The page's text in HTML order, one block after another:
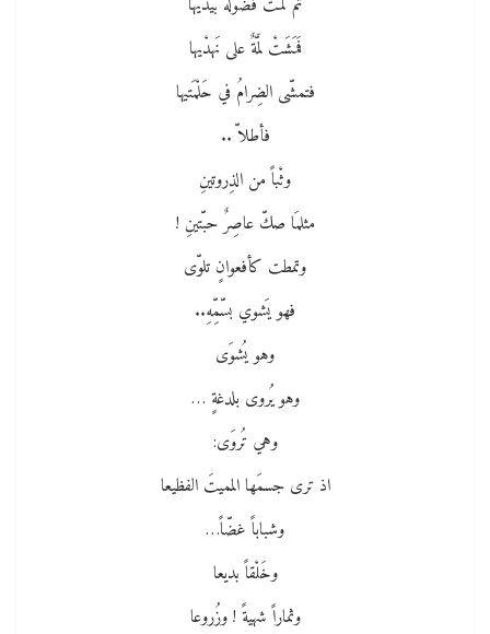
فَمَشَتْ لمَّةٌ على نَهدْيها
فتمشّى الضِرامُ في حَلْمَتيها
فأطلاّ ..
وثْباً من الذِروتينِ
مثلمَا صكّ عاصِرٌ حبّتينِ !
وتمطت كأفعوانٍ تلوّى
فهو يَشوي بسّمِّهِ..
وهو يُشوَى
وهو يُروى بلدغةٍ …
وهي تُروَى:
اذ ترى جسمَها المميتَ الفظيعا
وشباباً غضّاً…
وخَلْقاً بديعا
وثماراً شهيةً ! وزُروعا